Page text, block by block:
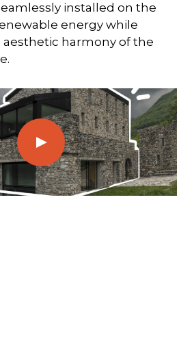
installed on the
energy while
harmony of the